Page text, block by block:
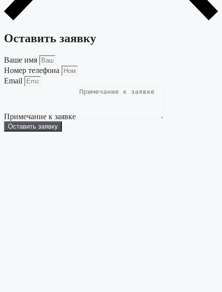
Оставить заявку
Ваше имя
Номер телефона
Email
Примечание к заявке
Оставить заявку